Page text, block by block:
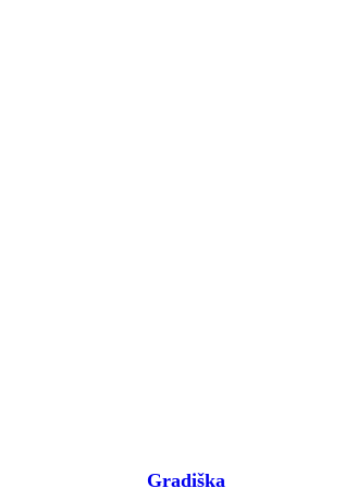
Gradiška